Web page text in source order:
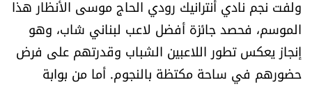
ولفت نجم نادي أنترانيك رودي الحاج موسى الأنظار هذا
الموسم، فحصد جائزة أفضل لاعب لبناني شاب، وهو
إنجاز يعكس تطور اللاعبين الشباب وقدرتهم على فرض
حضورهم في ساحة مكتظة بالنجوم. أما من بوابة